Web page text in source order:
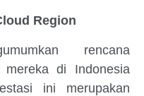
Region
rencana
mereka di Indonesia
ini merupakan